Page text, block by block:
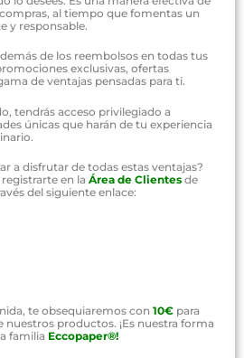
al tiempo que fomentas un
y responsable.
de los reembolsos en todas tus
exclusivas, ofertas
de ventajas pensadas para ti.
tendrás acceso privilegiado a
únicas que harán de tu experiencia
a disfrutar de todas estas ventajas?
en la Área de Clientes de
del siguiente enlace:
te obsequiaremos con 10€ para
nuestros productos. ¡Es nuestra forma
familia Eccopaper®!